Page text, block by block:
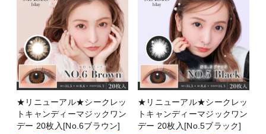
★リニューアル★シークレッ
トキャンディーマジックワン
デー 20枚入[No.6ブラウン]
★リニューアル★シークレッ
トキャンディーマジックワン
デー 20枚入[No.5ブラック]